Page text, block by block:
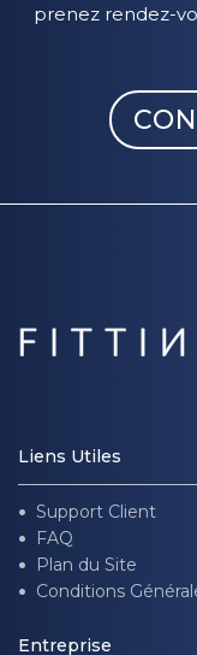
prenez rendez-
Liens Utiles
Support Client
FAQ
Plan du Site
Conditions
Entreprise